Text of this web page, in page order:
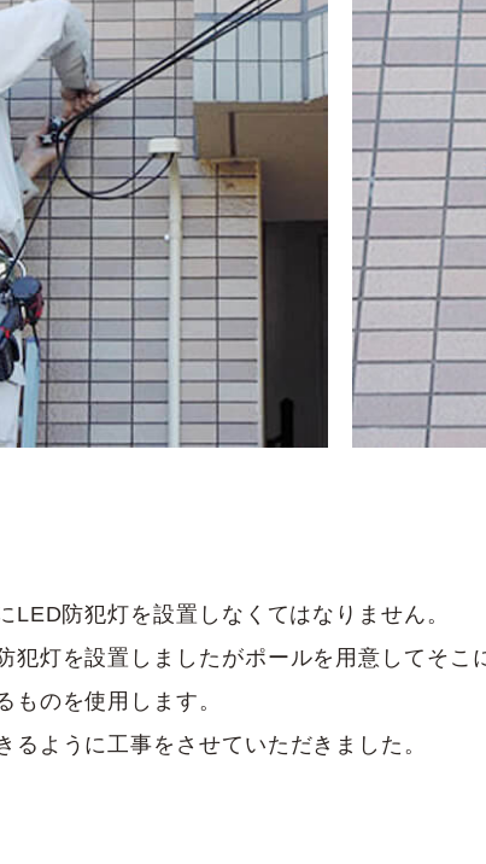
LED防犯灯を設置しなくてはなりません。
犯灯を設置しましたがポールを用意してそこ
ものを使用します。
るように工事をさせていただきました。